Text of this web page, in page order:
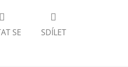
SE SDÍLET